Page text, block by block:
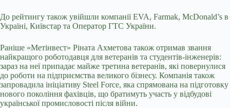
До рейтингу також увійшли компанії EVA, Farmak, McDonald’s в
Україні, Київстар та Оператор ГТС України.
Раніше «Метінвест» Ріната Ахметова також отримав звання
найкращого роботодавця для ветеранів та студентів-інженерів:
зараз на неї припадає майже третина ветеранів, які повернулися
до роботи на підприємства великого бізнесу. Компанія також
запровадила ініціативу Steel Force, яка спрямована на підготовку
нового покоління фахівців, що братимуть участь у відбудові
української промисловості після війни.